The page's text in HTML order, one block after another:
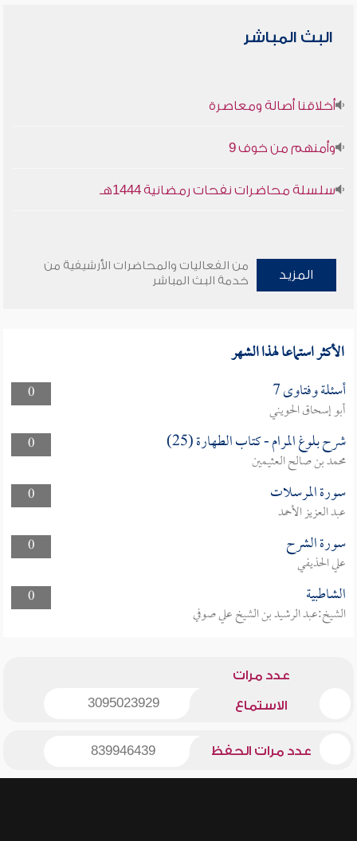
البث المباشر
أخلاقنا أصالة ومعاصرة
وأمنهم من خوف 9
سلسلة محاضرات نفحات رمضانية 1444هـ
المزيد
من الفعاليات والمحاضرات الأرشيفية من
خدمة البث المباشر
الأكثر استماعا لهذا الشهر
0 أسئلة وفتاوى 7
أبو إسحاق الحويني
0
شرح بلوغ المرام - كتاب الطهارة (25)
محمد بن صالح العثيمين
0
سورة المرسلات
عبد العزيز الأحمد
0
سورة الشرح
علي الحذيفي
0
الشاطبية
الشيخ:عبد الرشيد بن الشيخ علي صوفي
عدد مرات
الاستماع 3095023929
عدد مرات الحفظ 839946439